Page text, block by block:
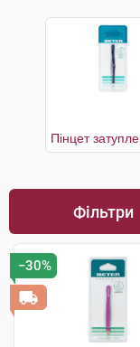
Фільтри
−30%